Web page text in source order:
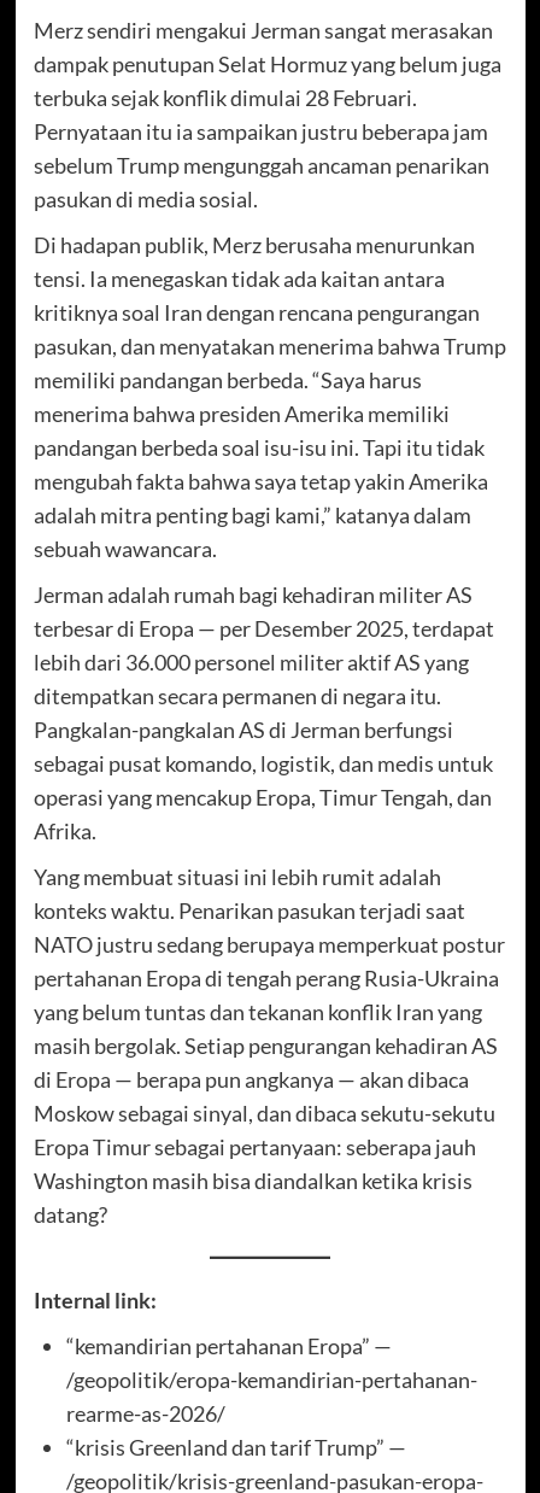
Merz sendiri mengakui Jerman sangat merasakan
dampak penutupan Selat Hormuz yang belum juga
terbuka sejak konflik dimulai 28 Februari.
Pernyataan itu ia sampaikan justru beberapa jam
sebelum Trump mengunggah ancaman penarikan
pasukan di media sosial.
Di hadapan publik, Merz berusaha menurunkan
tensi. Ia menegaskan tidak ada kaitan antara
kritiknya soal Iran dengan rencana pengurangan
pasukan, dan menyatakan menerima bahwa Trump
memiliki pandangan berbeda. “Saya harus
menerima bahwa presiden Amerika memiliki
pandangan berbeda soal isu-isu ini. Tapi itu tidak
mengubah fakta bahwa saya tetap yakin Amerika
adalah mitra penting bagi kami,” katanya dalam
sebuah wawancara.
Jerman adalah rumah bagi kehadiran militer AS
terbesar di Eropa — per Desember 2025, terdapat
lebih dari 36.000 personel militer aktif AS yang
ditempatkan secara permanen di negara itu.
Pangkalan-pangkalan AS di Jerman berfungsi
sebagai pusat komando, logistik, dan medis untuk
operasi yang mencakup Eropa, Timur Tengah, dan
Afrika.
Yang membuat situasi ini lebih rumit adalah
konteks waktu. Penarikan pasukan terjadi saat
NATO justru sedang berupaya memperkuat postur
pertahanan Eropa di tengah perang Rusia-Ukraina
yang belum tuntas dan tekanan konflik Iran yang
masih bergolak. Setiap pengurangan kehadiran AS
di Eropa — berapa pun angkanya — akan dibaca
Moskow sebagai sinyal, dan dibaca sekutu-sekutu
Eropa Timur sebagai pertanyaan: seberapa jauh
Washington masih bisa diandalkan ketika krisis
datang?
Internal link:
“kemandirian pertahanan Eropa” —
/geopolitik/eropa-kemandirian-pertahanan-
rearme-as-2026/
“krisis Greenland dan tarif Trump” —
/geopolitik/krisis-greenland-pasukan-eropa-